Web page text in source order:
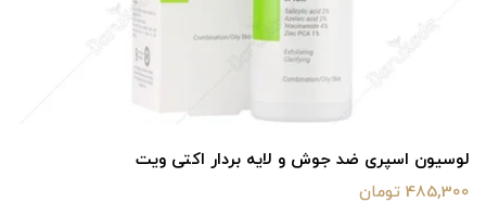
لوسیون اسپری ضد جوش و لایه بردار اکتی ویت
485,300 تومان